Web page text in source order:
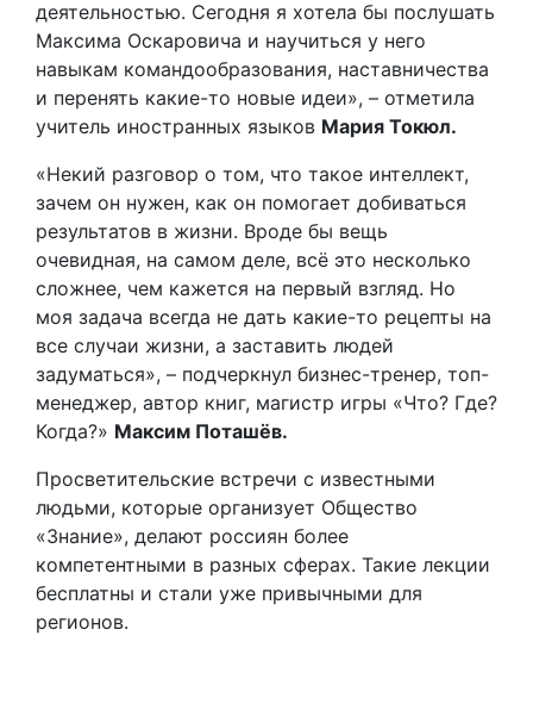
деятельностью. Сегодня я хотела бы послушать
Максима Оскаровича и научиться у него
навыкам командообразования, наставничества
и перенять какие-то новые идеи», – отметила
учитель иностранных языков Мария Токюл.
«Некий разговор о том, что такое интеллект,
зачем он нужен, как он помогает добиваться
результатов в жизни. Вроде бы вещь
очевидная, на самом деле, всё это несколько
сложнее, чем кажется на первый взгляд. Но
моя задача всегда не дать какие-то рецепты на
все случаи жизни, а заставить людей
задуматься», – подчеркнул бизнес-тренер, топ-
менеджер, автор книг, магистр игры «Что? Где?
Когда?» Максим Поташёв.
Просветительские встречи с известными
людьми, которые организует Общество
«Знание», делают россиян более
компетентными в разных сферах. Такие лекции
бесплатны и стали уже привычными для
регионов.